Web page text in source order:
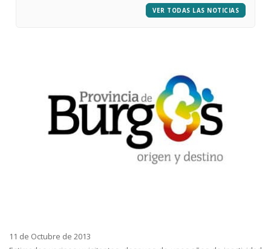
VER TODAS LAS NOTICIAS
11 de Octubre de 2013